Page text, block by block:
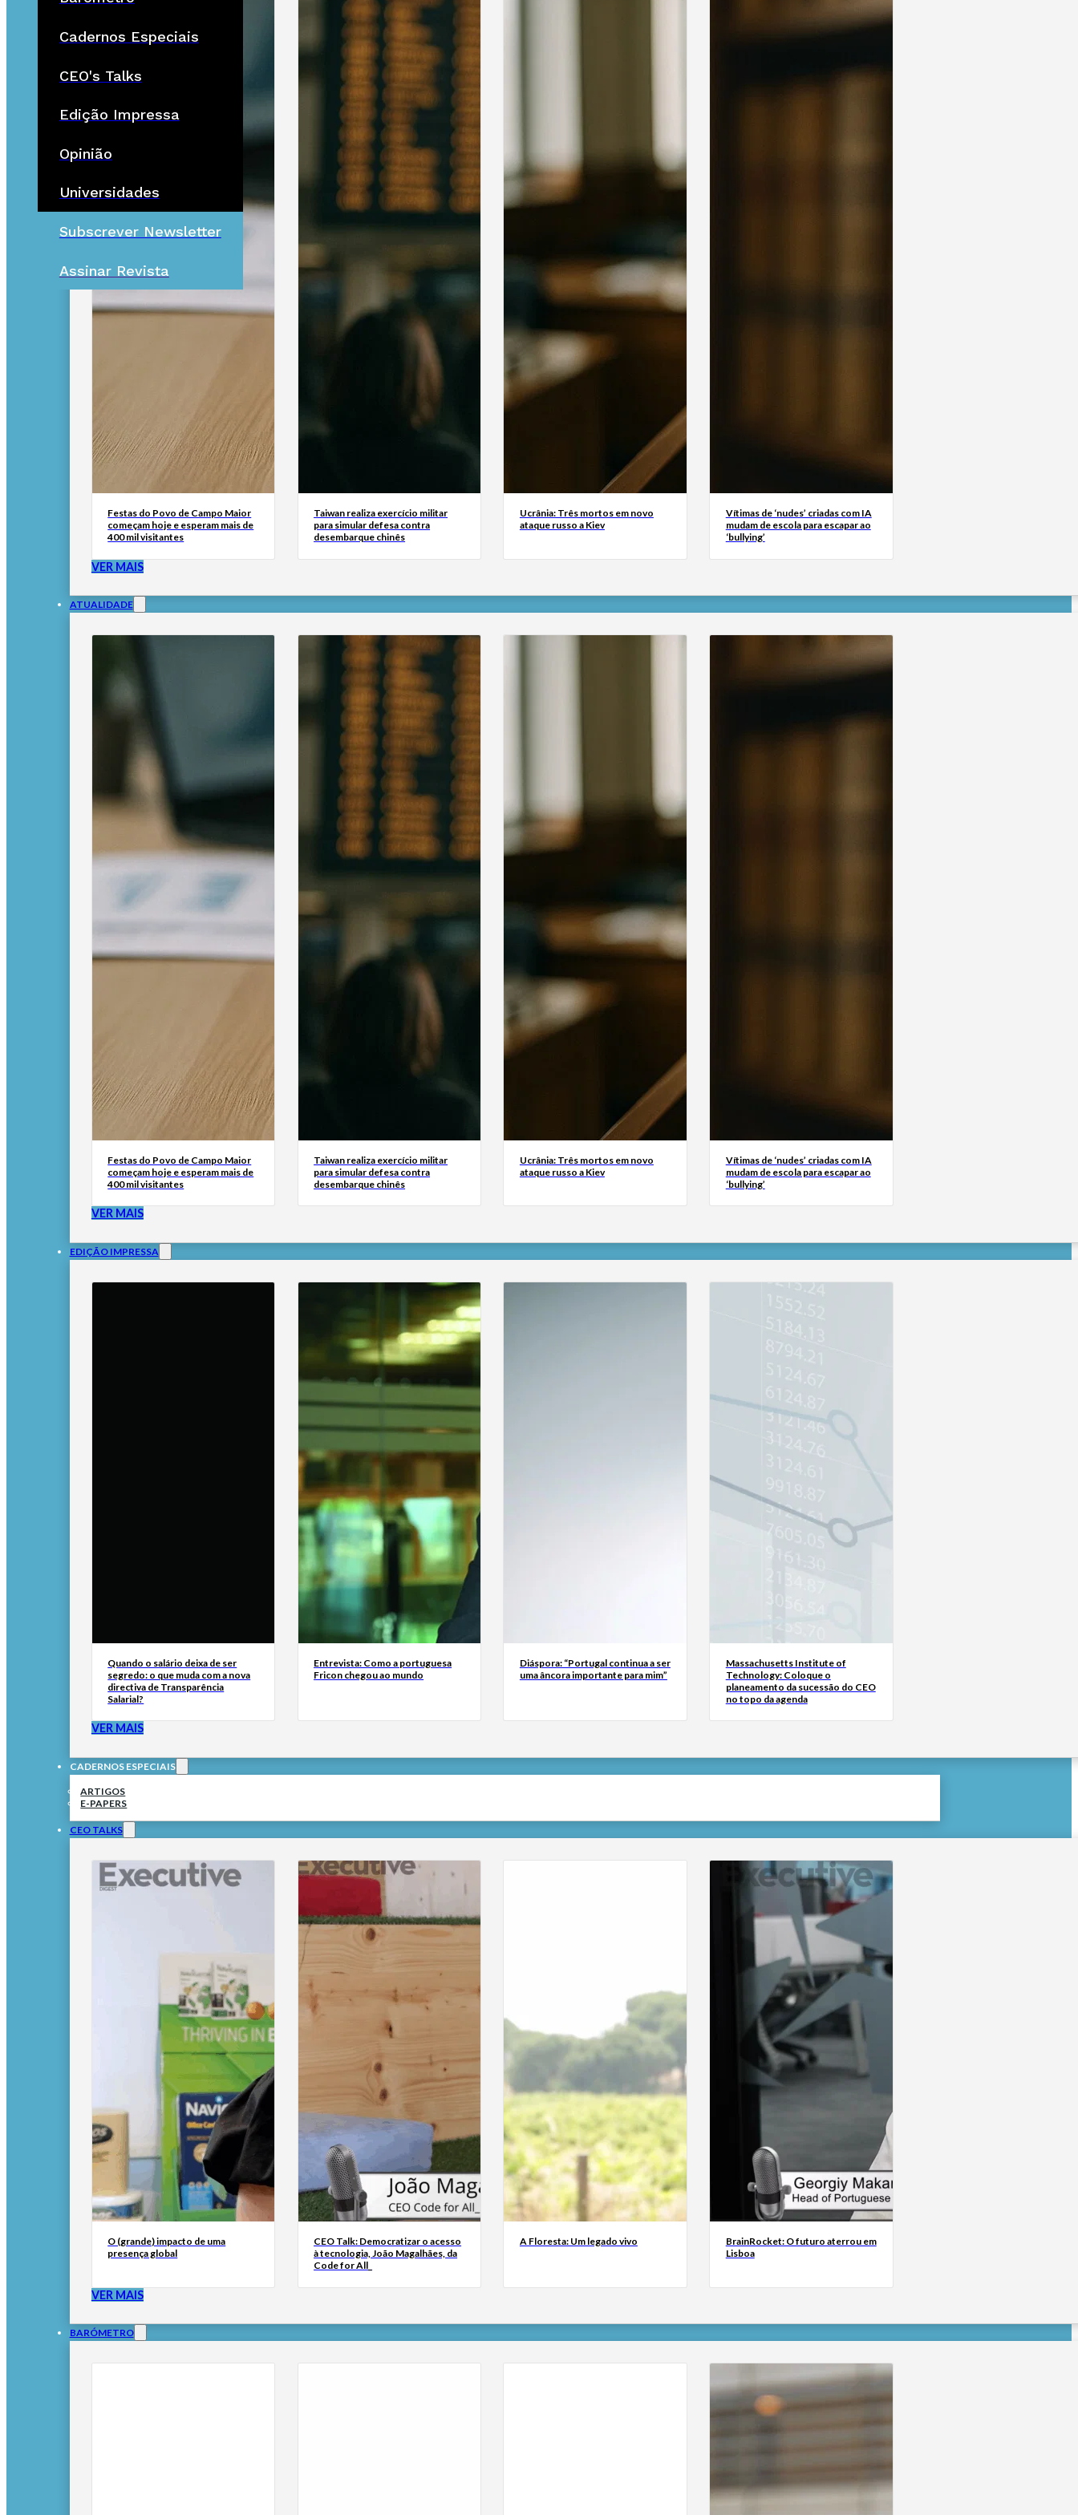
Cadernos Especiais
CEO's Talks
Edição Impressa
Opinião
Universidades
Subscrever Newsletter
Assinar Revista
Festas do Povo de Campo Maior
começam hoje e esperam mais de
400 mil visitantes
Taiwan realiza exercício militar
para simular defesa contra
desembarque chinês
Ucrânia: Três mortos em novo
ataque russo a Kiev
Vítimas de ‘nudes’ criadas com IA
mudam de escola para escapar ao
‘bullying’
VER MAIS
ATUALIDADE
Festas do Povo de Campo Maior
começam hoje e esperam mais de
400 mil visitantes
Taiwan realiza exercício militar
para simular defesa contra
desembarque chinês
Ucrânia: Três mortos em novo
ataque russo a Kiev
Vítimas de ‘nudes’ criadas com IA
mudam de escola para escapar ao
‘bullying’
VER MAIS
EDIÇÃO IMPRESSA
Quando o salário deixa de ser
segredo: o que muda com a nova
directiva de Transparência
Salarial?
Entrevista: Como a portuguesa
Fricon chegou ao mundo
Diáspora: “Portugal continua a ser
uma âncora importante para mim”
Massachusetts Institute of
Technology: Coloque o
planeamento da sucessão do CEO
no topo da agenda
VER MAIS
CADERNOS ESPECIAIS
ARTIGOS
E-PAPERS
CEO TALKS
O (grande) impacto de uma
presença global
CEO Talk: Democratizar o acesso
à tecnologia, João Magalhães, da
Code for All_
A Floresta: Um legado vivo
BrainRocket: O futuro aterrou em
Lisboa
VER MAIS
BARÓMETRO